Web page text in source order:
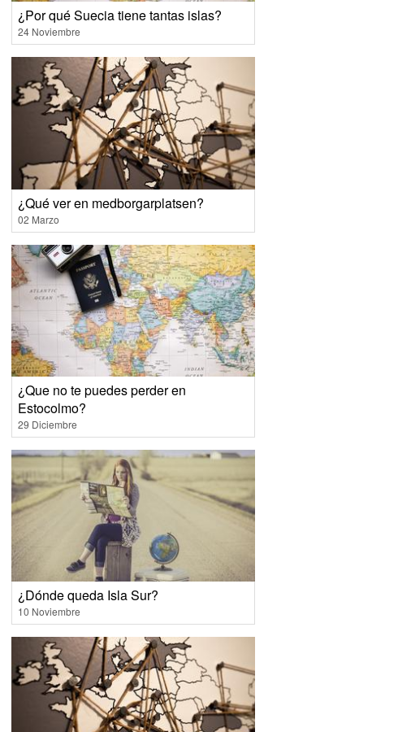
¿Por qué Suecia tiene tantas islas?
24 Noviembre
¿Qué ver en medborgarplatsen?
02 Marzo
¿Que no te puedes perder en
Estocolmo?
29 Diciembre
¿Dónde queda Isla Sur?
10 Noviembre